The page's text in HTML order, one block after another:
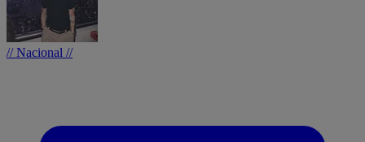
// Nacional //